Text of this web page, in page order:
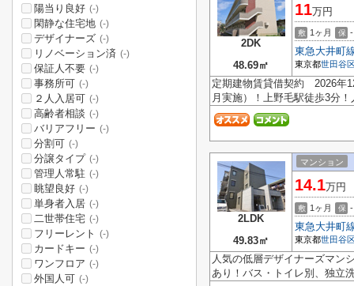
2DK
48.69㎡
11万円
敷 1ヶ月 保 -
東急大井町
東京都世田谷
定期建物賃貸借契約 2026年
月実施）！上野毛駅徒歩3分
2LDK
49.83㎡
マンション
14.1万円
敷 1ヶ月 保 -
東急大井町
東京都世田谷
人気の低層デザイナーズマン
あり！バス・トイレ別、独立
陽当り良好 (-)
閑静な住宅地 (-)
デザイナーズ (-)
リノベーション済 (-)
保証人不要 (-)
事務所可 (-)
２人入居可 (-)
高齢者相談 (-)
バリアフリー (-)
分割可 (-)
分譲タイプ (-)
管理人常駐 (-)
眺望良好 (-)
単身者入居 (-)
二世帯住宅 (-)
フリーレント (-)
カードキー (-)
ワンフロア (-)
外国人可 (-)